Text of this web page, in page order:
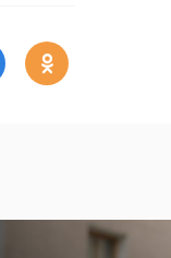
продава ...